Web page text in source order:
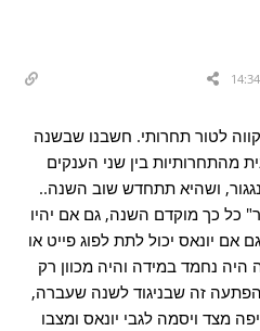
לטור תחרותי. חשבנו שבשנה
מהתחרותיות בין שני הענקים
ושהיא תתחדש שוב השנה..
כל כך מוקדם השנה, גם אם יהיו
אם יונאס יכול לתת לפוג פייט או
היה נחמד במידה והיה מכוון רק
זה שבניגוד לשנה שעברה,
מצד ויסמה לגבי יונאס ומצבו